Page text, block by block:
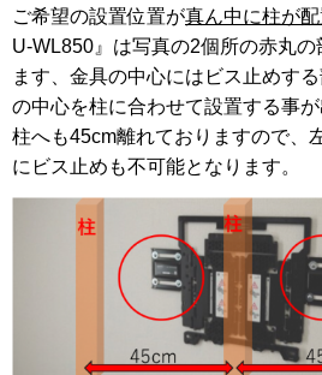
ご希望の設置位置が真ん中に柱が配
U-WL850』は写真の2個所の赤丸
ます、金具の中心にはビス止めす
の中心を柱に合わせて設置する事
柱へも45cm離れておりますので、
にビス止めも不可能となります。